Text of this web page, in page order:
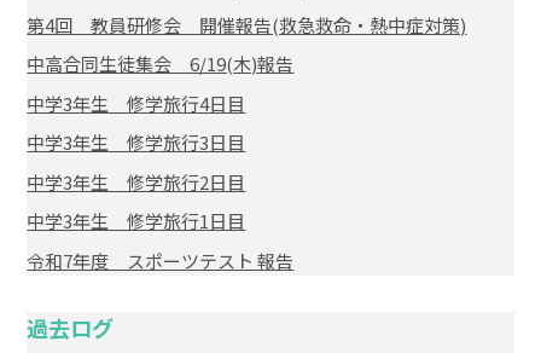
第4回 教員研修会 開催報告(救急救命・熱中症対策)
中高合同生徒集会 6/19(木)報告
中学3年生 修学旅行4日目
中学3年生 修学旅行3日目
中学3年生 修学旅行2日目
中学3年生 修学旅行1日目
令和7年度 スポーツテスト 報告
過去ログ